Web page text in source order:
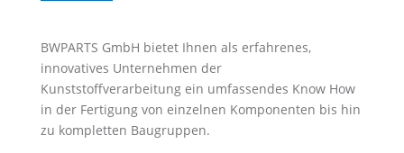
BWPARTS GmbH bietet Ihnen als erfahrenes,
innovatives Unternehmen der
Kunststoffverarbeitung ein umfassendes Know How
in der Fertigung von einzelnen Komponenten bis hin
zu kompletten Baugruppen.